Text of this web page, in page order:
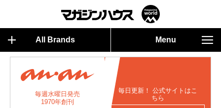
All Brands Menu
毎週水曜日発売
1970年創刊
毎日更新！ 公式サイトはこ
ちら